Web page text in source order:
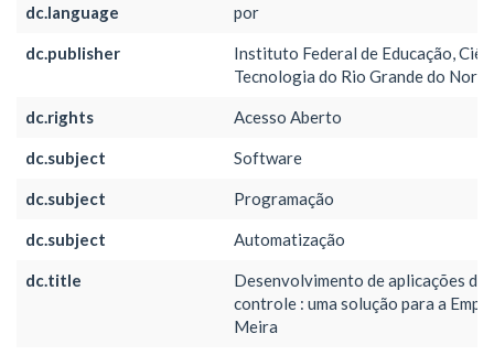
dc.language por
dc.publisher
Instituto Federal de Educação,
Tecnologia do Rio Grande do Norte
dc.rights Acesso Aberto
dc.subject Software
dc.subject Programação
dc.subject Automatização
dc.title
Desenvolvimento de aplicações de
controle : uma solução para a
Meira